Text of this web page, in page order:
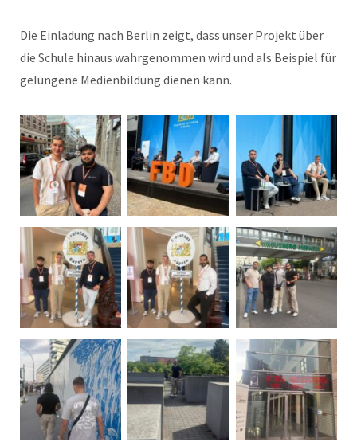
Die Einladung nach Berlin zeigt, dass unser Projekt über
die Schule hinaus wahrgenommen wird und als Beispiel für
gelungene Medienbildung dienen kann.